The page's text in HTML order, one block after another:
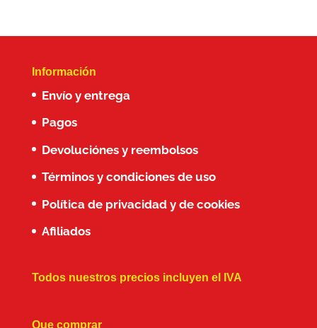
Información
Envío y entrega
Pagos
Devoluciónes y reembolsos
Términos y condiciones de uso
Política de privacidad y de cookies
Afiliados
Todos nuestros precios incluyen el IVA
Que comprar